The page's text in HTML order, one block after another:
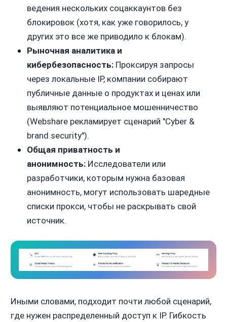
ведения нескольких соцаккаунтов без
блокировок (хотя, как уже говорилось, у
других это все же приводило к блокам).
Рыночная аналитика и
кибербезопасность:Проксируя запросы
через локальные IP, компании собирают
публичные данные о продуктах и ценах или
выявляют потенциальное мошенничество
(Webshare рекламирует сценарий "Cyber &
brand security").
Общая приватность и
анонимность:Исследователи или
разработчики, которым нужна базовая
анонимность, могут использовать шаредные
списки прокси, чтобы не раскрывать свой
источник.
Иными словами, подходит почти любой сценарий,
где нужен распределенный доступ к IP. Гибкость